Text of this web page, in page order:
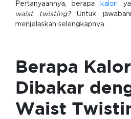
Pertanyaannya, berapa kalori
waist twisting?Untuk
menjelaskan selengkapnya.
Berapa
Dibakar
Waist